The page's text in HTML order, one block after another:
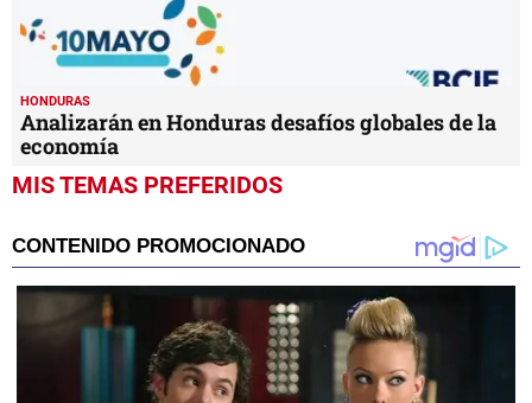
HONDURAS
Analizarán en Honduras desafíos globales de la
economía
MIS TEMAS PREFERIDOS